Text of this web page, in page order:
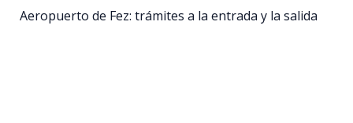
Aeropuerto de Fez: trámites a la entrada y la salida